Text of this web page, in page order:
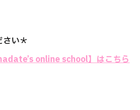
い＊
online school】はこちら